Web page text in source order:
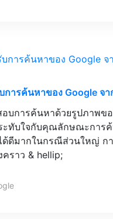
การค้นหาของ Google จ
บการค้นหาด้วยรูปภาพข
ะทับใจกับคุณลักษณะการ
ด้ดีมากในกรณีส่วนใหญ่ ก
คราว & hellip;